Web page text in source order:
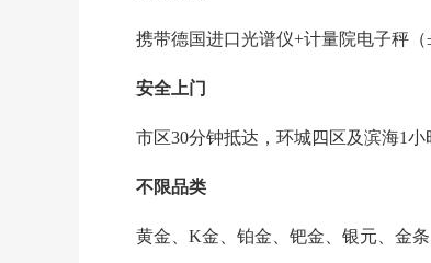
携带德国进口光谱仪+计量院电子秤（
安全上门
市区30分钟抵达，环城四区及滨海1小
不限品类
黄金、K金、铂金、钯金、银元、金条